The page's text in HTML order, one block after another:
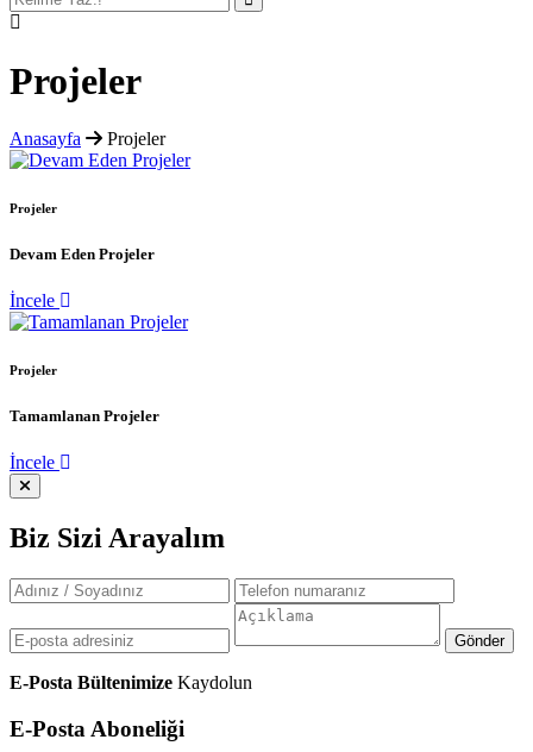
Projeler
Anasayfa Projeler
Projeler
Devam Eden Projeler
İncele
Projeler
Tamamlanan Projeler
İncele
Biz Sizi Arayalım
Gönder
E-Posta Bültenimize Kaydolun
E-Posta Aboneliği